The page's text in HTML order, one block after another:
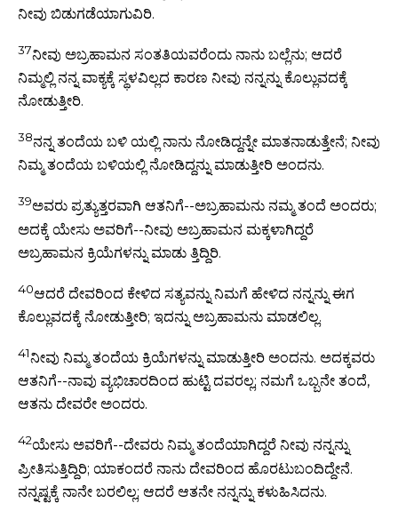
ನೀವು ಬಿಡುಗಡೆಯಾಗುವಿರಿ.
37ನೀವು ಅಬ್ರಹಾಮನ ಸಂತತಿಯವರೆಂದು ನಾನು ಬಲ್ಲೆನು; ಆದರೆ
ನಿಮ್ಮಲ್ಲಿ ನನ್ನ ವಾಕ್ಯಕ್ಕೆ ಸ್ಥಳವಿಲ್ಲದ ಕಾರಣ ನೀವು ನನ್ನನ್ನು ಕೊಲ್ಲುವದಕ್ಕೆ
ನೋಡುತ್ತೀರಿ.
38ನನ್ನ ತಂದೆಯ ಬಳಿ ಯಲ್ಲಿ ನಾನು ನೋಡಿದ್ದನ್ನೇ ಮಾತನಾಡುತ್ತೇನೆ; ನೀವು
ನಿಮ್ಮ ತಂದೆಯ ಬಳಿಯಲ್ಲಿ ನೋಡಿದ್ದನ್ನು ಮಾಡುತ್ತೀರಿ ಅಂದನು.
39ಅವರು ಪ್ರತ್ಯುತ್ತರವಾಗಿ ಆತನಿಗೆ--ಅಬ್ರಹಾಮನು ನಮ್ಮ ತಂದೆ ಅಂದರು;
ಅದಕ್ಕೆ ಯೇಸು ಅವರಿಗೆ--ನೀವು ಅಬ್ರಹಾಮನ ಮಕ್ಕಳಾಗಿದ್ದರೆ
ಅಬ್ರಹಾಮನ ಕ್ರಿಯೆಗಳನ್ನು ಮಾಡು ತ್ತಿದ್ದಿರಿ.
40ಆದರೆ ದೇವರಿಂದ ಕೇಳಿದ ಸತ್ಯವನ್ನು ನಿಮಗೆ ಹೇಳಿದ ನನ್ನನ್ನು ಈಗ
ಕೊಲ್ಲುವದಕ್ಕೆ ನೋಡುತ್ತೀರಿ; ಇದನ್ನು ಅಬ್ರಹಾಮನು ಮಾಡಲಿಲ್ಲ.
41ನೀವು ನಿಮ್ಮ ತಂದೆಯ ಕ್ರಿಯೆಗಳನ್ನು ಮಾಡುತ್ತೀರಿ ಅಂದನು. ಅದಕ್ಕವರು
ಆತನಿಗೆ--ನಾವು ವ್ಯಭಿಚಾರದಿಂದ ಹುಟ್ಟಿ ದವರಲ್ಲ; ನಮಗೆ ಒಬ್ಬನೇ ತಂದೆ,
ಆತನು ದೇವರೇ ಅಂದರು.
42ಯೇಸು ಅವರಿಗೆ--ದೇವರು ನಿಮ್ಮ ತಂದೆಯಾಗಿದ್ದರೆ ನೀವು ನನ್ನನ್ನು
ಪ್ರೀತಿಸುತ್ತಿದ್ದಿರಿ; ಯಾಕಂದರೆ ನಾನು ದೇವರಿಂದ ಹೊರಟುಬಂದಿದ್ದೇನೆ.
ನನ್ನಷ್ಟಕ್ಕೆ ನಾನೇ ಬರಲಿಲ್ಲ; ಆದರೆ ಆತನೇ ನನ್ನನ್ನು ಕಳುಹಿಸಿದನು.